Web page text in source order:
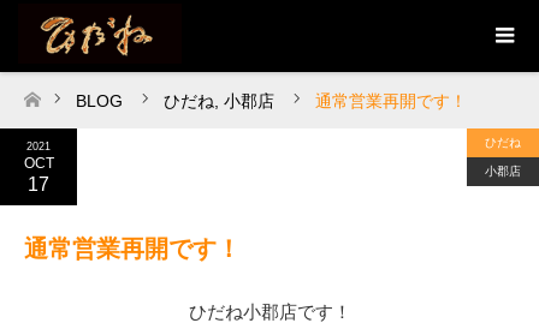
ホーム
BLOG ひだね 小郡店 通常営業再開です！
2021
OCT
17
ひだね
小郡店
通常営業再開です！
ひだね小郡店です！